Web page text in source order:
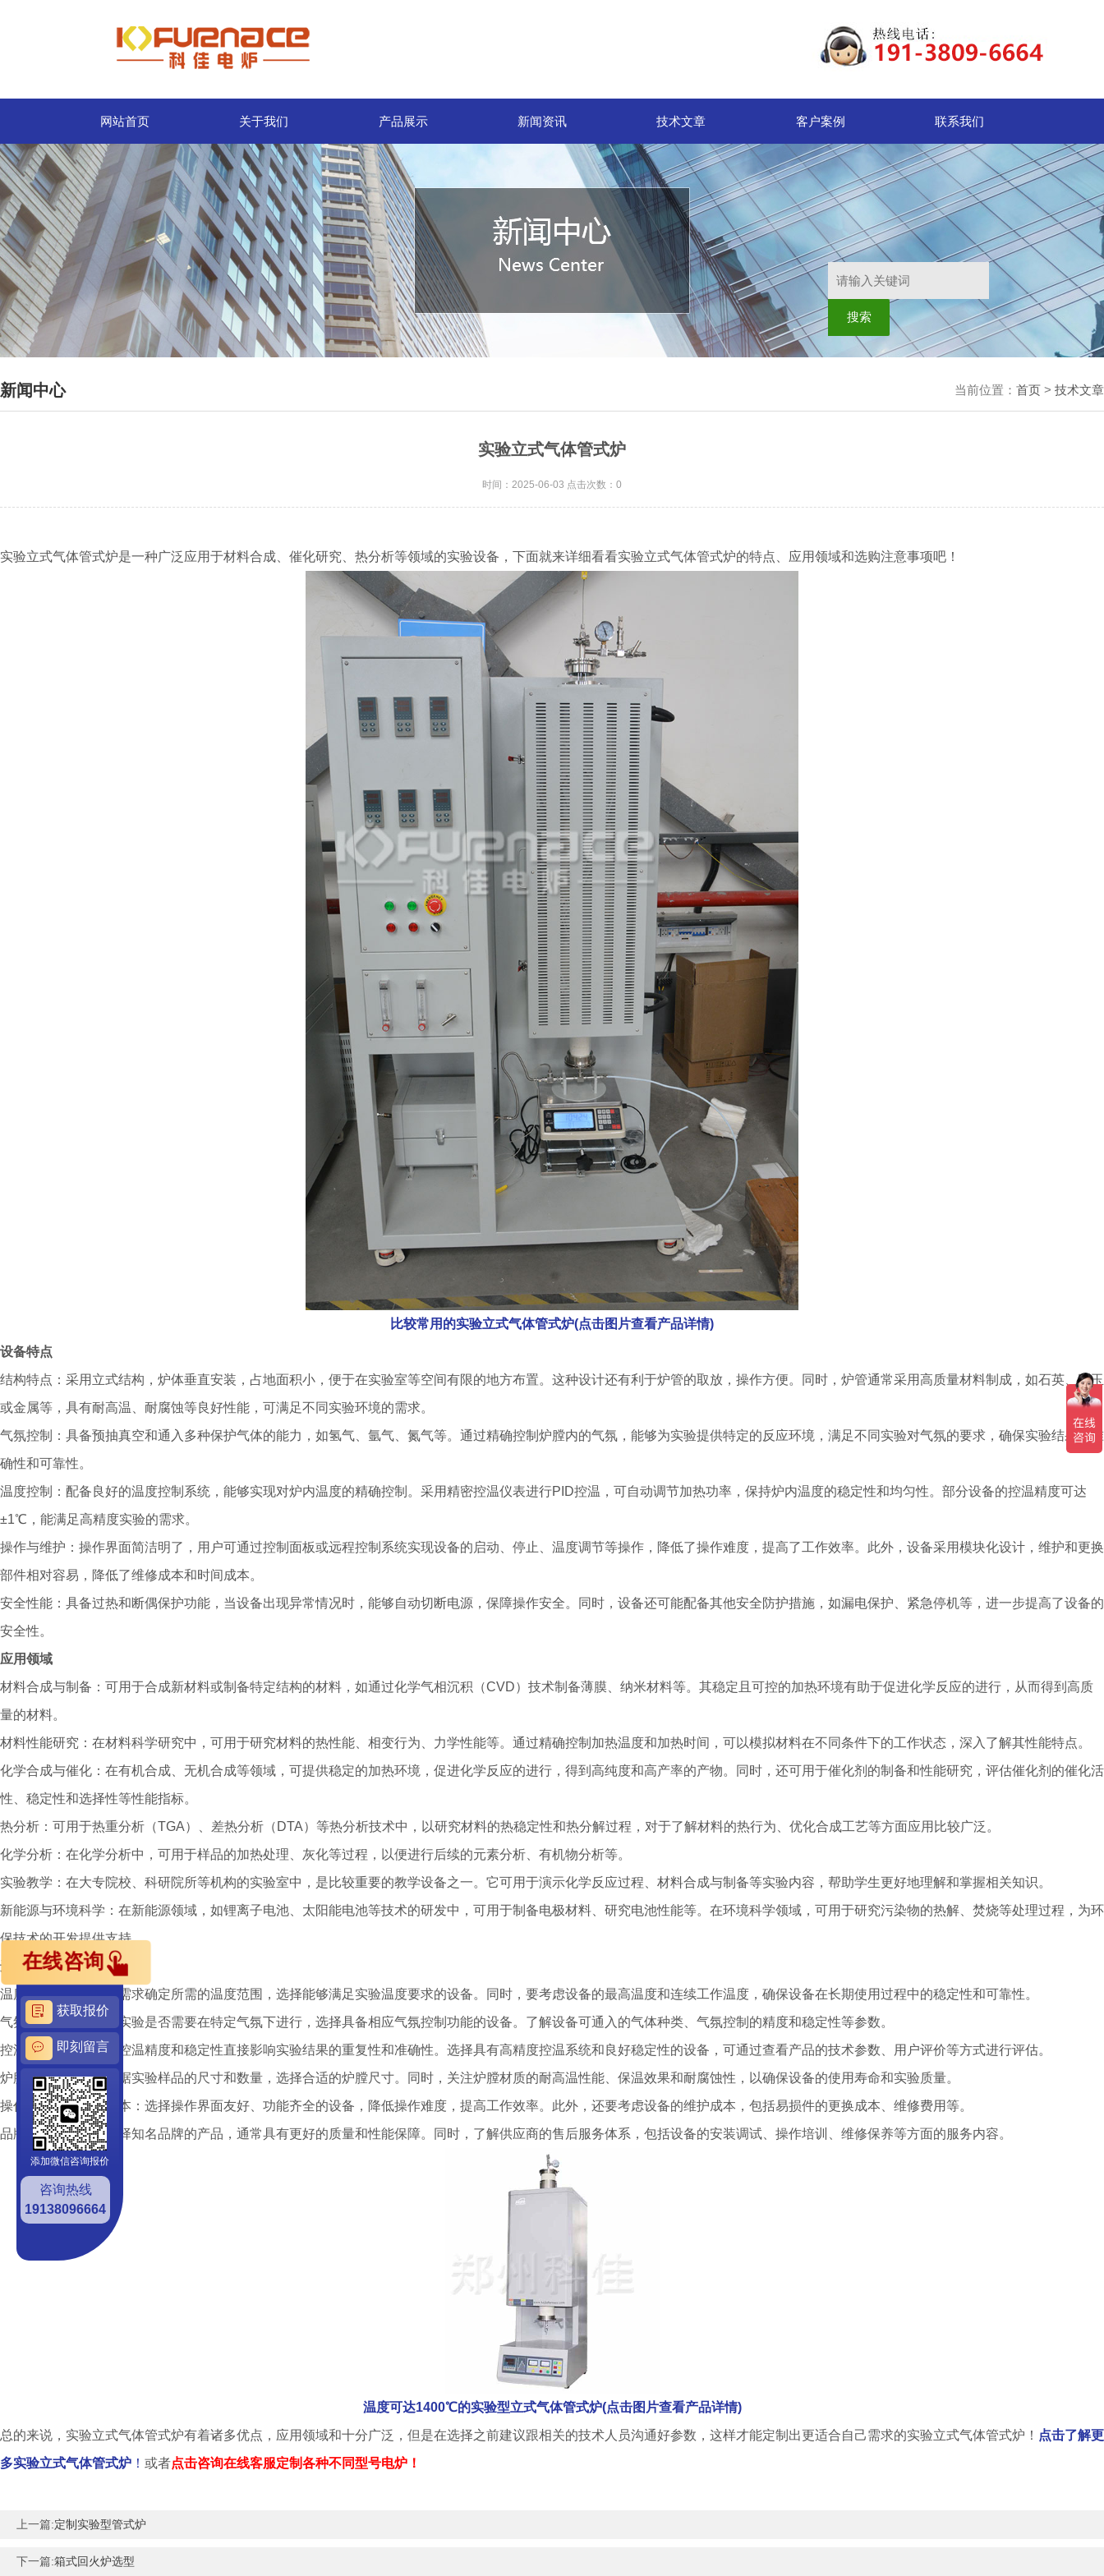
网站首页 关于我们 产品展示 新闻资讯 技术文章 客户案例 联系我们
新闻中心 当前位置： 首页 > 技术文章
实验立式气体管式炉
时间：2025-06-03 点击次数：0
实验立式气体管式炉是一种广泛应用于材料合成、催化研究、热分析等领域的实验设备，下面就来详细看看实验立式气体管式炉的特点、应用领域和选购注意事项吧！
比较常用的实验立式气体管式炉(点击图片查看产品详情)
设备特点
结构特点：采用立式结构，炉体垂直安装，占地面积小，便于在实验室等空间有限的地方布置。这种设计还有利于炉管的取放，操作方便。同时，炉管通常采用高质量材料制成，如石英、刚玉
或金属等，具有耐高温、耐腐蚀等良好性能，可满足不同实验环境的需求。
气氛控制：具备预抽真空和通入多种保护气体的能力，如氢气、氩气、氮气等。通过精确控制炉膛内的气氛，能够为实验提供特定的反应环境，满足不同实验对气氛的要求，确保实验结果的准
确性和可靠性。
温度控制：配备良好的温度控制系统，能够实现对炉内温度的精确控制。采用精密控温仪表进行PID控温，可自动调节加热功率，保持炉内温度的稳定性和均匀性。部分设备的控温精度可达
±1℃，能满足高精度实验的需求。
操作与维护：操作界面简洁明了，用户可通过控制面板或远程控制系统实现设备的启动、停止、温度调节等操作，降低了操作难度，提高了工作效率。此外，设备采用模块化设计，维护和更换
部件相对容易，降低了维修成本和时间成本。
安全性能：具备过热和断偶保护功能，当设备出现异常情况时，能够自动切断电源，保障操作安全。同时，设备还可能配备其他安全防护措施，如漏电保护、紧急停机等，进一步提高了设备的
安全性。
应用领域
材料合成与制备：可用于合成新材料或制备特定结构的材料，如通过化学气相沉积（CVD）技术制备薄膜、纳米材料等。其稳定且可控的加热环境有助于促进化学反应的进行，从而得到高质
量的材料。
材料性能研究：在材料科学研究中，可用于研究材料的热性能、相变行为、力学性能等。通过精确控制加热温度和加热时间，可以模拟材料在不同条件下的工作状态，深入了解其性能特点。
化学合成与催化：在有机合成、无机合成等领域，可提供稳定的加热环境，促进化学反应的进行，得到高纯度和高产率的产物。同时，还可用于催化剂的制备和性能研究，评估催化剂的催化活
性、稳定性和选择性等性能指标。
热分析：可用于热重分析（TGA）、差热分析（DTA）等热分析技术中，以研究材料的热稳定性和热分解过程，对于了解材料的热行为、优化合成工艺等方面应用比较广泛。
化学分析：在化学分析中，可用于样品的加热处理、灰化等过程，以便进行后续的元素分析、有机物分析等。
实验教学：在大专院校、科研院所等机构的实验室中，是比较重要的教学设备之一。它可用于演示化学反应过程、材料合成与制备等实验内容，帮助学生更好地理解和掌握相关知识。
新能源与环境科学：在新能源领域，如锂离子电池、太阳能电池等技术的研发中，可用于制备电极材料、研究电池性能等。在环境科学领域，可用于研究污染物的热解、焚烧等处理过程，为环
保技术的开发提供支持。
选购要点
温度范围：根据实验需求确定所需的温度范围，选择能够满足实验温度要求的设备。同时，要考虑设备的最高温度和连续工作温度，确保设备在长期使用过程中的稳定性和可靠性。
气氛控制功能：明确实验是否需要在特定气氛下进行，选择具备相应气氛控制功能的设备。了解设备可通入的气体种类、气氛控制的精度和稳定性等参数。
控温精度与稳定性：控温精度和稳定性直接影响实验结果的重复性和准确性。选择具有高精度控温系统和良好稳定性的设备，可通过查看产品的技术参数、用户评价等方式进行评估。
炉膛尺寸与材质：根据实验样品的尺寸和数量，选择合适的炉膛尺寸。同时，关注炉膛材质的耐高温性能、保温效果和耐腐蚀性，以确保设备的使用寿命和实验质量。
操作便捷性与维护成本：选择操作界面友好、功能齐全的设备，降低操作难度，提高工作效率。此外，还要考虑设备的维护成本，包括易损件的更换成本、维修费用等。
品牌与售后服务：选择知名品牌的产品，通常具有更好的质量和性能保障。同时，了解供应商的售后服务体系，包括设备的安装调试、操作培训、维修保养等方面的服务内容。
温度可达1400℃的实验型立式气体管式炉(点击图片查看产品详情)
总的来说，实验立式气体管式炉有着诸多优点，应用领域和十分广泛，但是在选择之前建议跟相关的技术人员沟通好参数，这样才能定制出更适合自己需求的实验立式气体管式炉！ 点击了解更
多实验立式气体管式炉 ！ 或者点击咨询在线客服定制各种不同型号电炉！
上一篇:定制实验型管式炉
下一篇:箱式回火炉选型
在线咨询
获取报价
即刻留言
添加微信咨询报价
咨询热线
19138096664